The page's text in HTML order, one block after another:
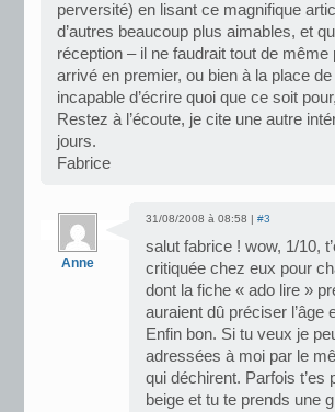
perversité) en lisant ce magnifique
d’autres beaucoup plus aimables, et
réception – il ne faudrait tout de même
arrivé en premier, ou bien à la place
incapable d’écrire quoi que ce soit
Restez à l’écoute, je cite une autre
jours.
Fabrice
Anne
31/08/2008 à 08:58 | #3
salut fabrice ! wow, 1/10,
critiquée chez eux pour
dont la fiche « ado lire »
auraient dû préciser l’âge
Enfin bon. Si tu veux je
adressées à moi par le
qui déchirent. Parfois
beige et tu te prends une